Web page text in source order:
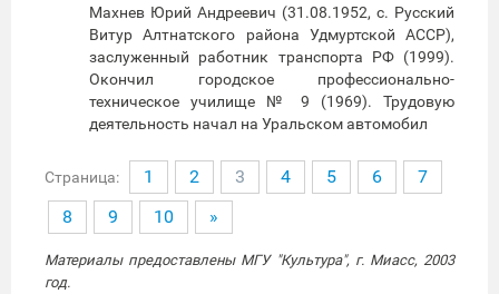
Махнев Юрий Андреевич (31.08.1952, с. Русский
Витур Алтнатского района Удмуртской АССР),
заслуженный работник транспорта РФ (1999).
Окончил городское профессионально-
техническое училище № 9 (1969). Трудовую
деятельность начал на Уральском автомобил
Страница: 1 2 3 4 5 6
7
8
9 10 »
Материалы предоставлены МГУ "Культура", г. Миасс, 2003
год.